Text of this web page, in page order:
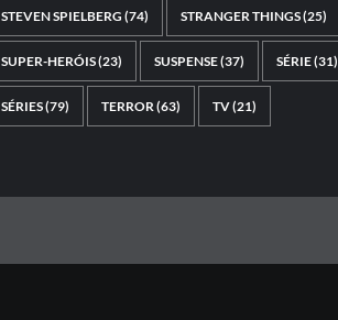
STEVEN SPIELBERG (74) STRANGER THINGS(25)
SUPER-HERÓIS(23) SUSPENSE(37) SÉRIE(31)
SÉRIES(79) TERROR (63) TV(21)